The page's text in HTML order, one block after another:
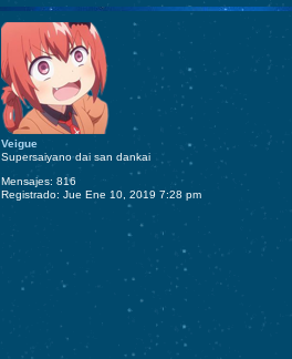
Veigue
Supersaiyano dai san dankai
Mensajes: 816
Registrado: Jue Ene 10, 2019 7:28 pm